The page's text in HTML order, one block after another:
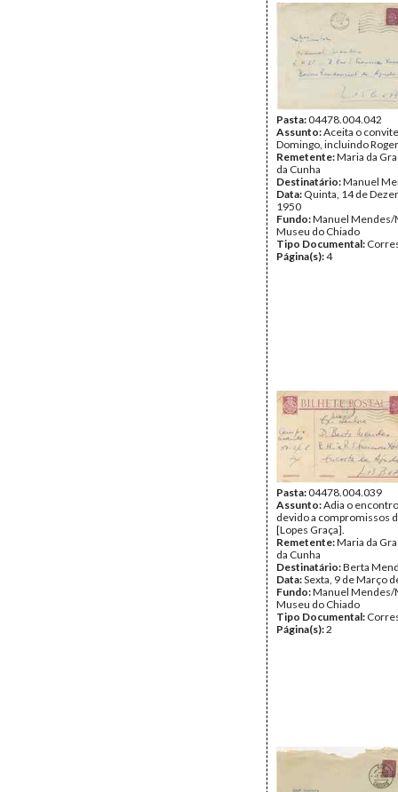
Pasta:04478.004.042
Assunto:Aceita o
Domingo, incluindo
Remetente:Maria da
da Cunha
Destinatário:Manuel
Data: Quinta, 14 de
1950
Fundo:Manuel Mendes/
Museu do Chiado
Tipo Documental:
Página(s):4
Pasta:04478.004.039
Assunto:Adia o
devido a compromissos
[Lopes Graça].
Remetente:Maria da
da Cunha
Destinatário:Berta
Data:Sexta, 9 de Março
Fundo:Manuel Mendes/
Museu do Chiado
Tipo Documental:
Página(s):2